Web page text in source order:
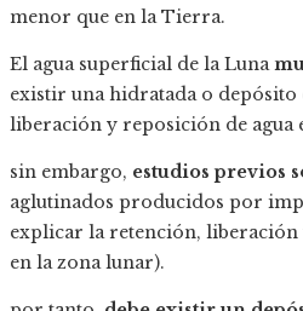
menor que en la Tierra.
El agua superficial de la Luna
existir una hidratada o
liberación y reposición de agua
sin embargo, estudios previos
aglutinados producidos por
explicar la retención, liberación
en la zona lunar).